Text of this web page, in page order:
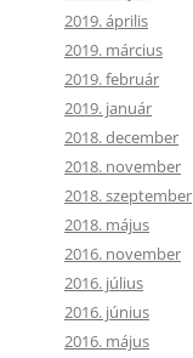
2019. április
2019. március
2019. február
2019. január
2018. december
2018. november
2018. szeptember
2018. május
2016. november
2016. július
2016. június
2016. május